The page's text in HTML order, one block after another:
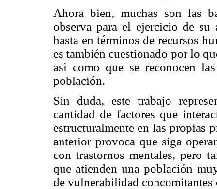
Ahora bien, muchas son las
observa para el ejercicio de su
hasta en términos de recursos
es también cuestionado por lo
así como que se reconocen
población.
Sin duda, este trabajo
cantidad de factores que
estructuralmente en las propias
anterior provoca que siga
con trastornos mentales, pero
que atienden una población
de vulnerabilidad concomitantes